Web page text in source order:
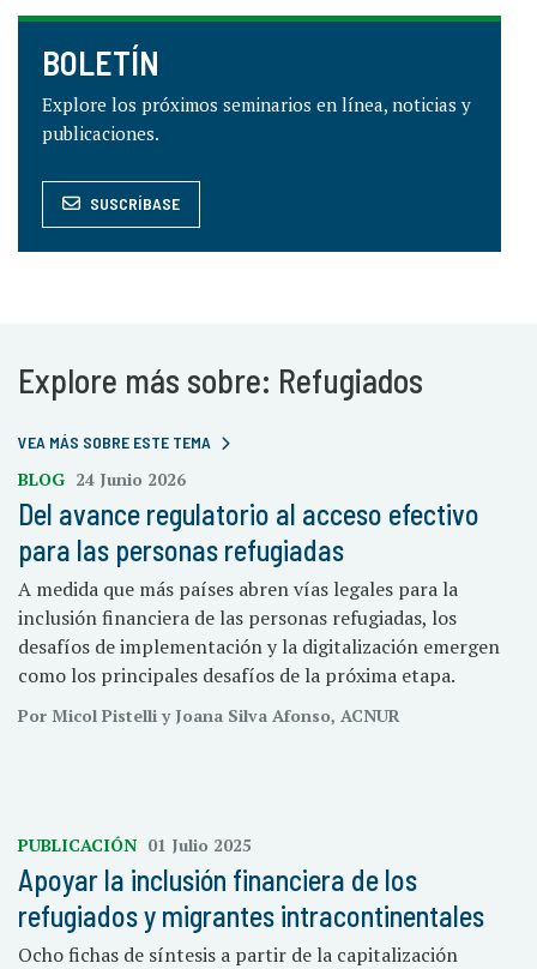
BOLETÍN
Explore los próximos seminarios en línea, noticias y
publicaciones.
SUSCRÍBASE
Explore más sobre: Refugiados
VEA MÁS SOBRE ESTE TEMA
BLOG 24 Junio 2026
Del avance regulatorio al acceso efectivo
para las personas refugiadas
A medida que más países abren vías legales para la
inclusión financiera de las personas refugiadas, los
desafíos de implementación y la digitalización emergen
como los principales desafíos de la próxima etapa.
Por Micol Pistelli y Joana Silva Afonso, ACNUR
PUBLICACIÓN 01 Julio 2025
Apoyar la inclusión financiera de los
refugiados y migrantes intracontinentales
Ocho fichas de síntesis a partir de la capitalización